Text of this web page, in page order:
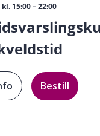
15:00–22:00
Bestill